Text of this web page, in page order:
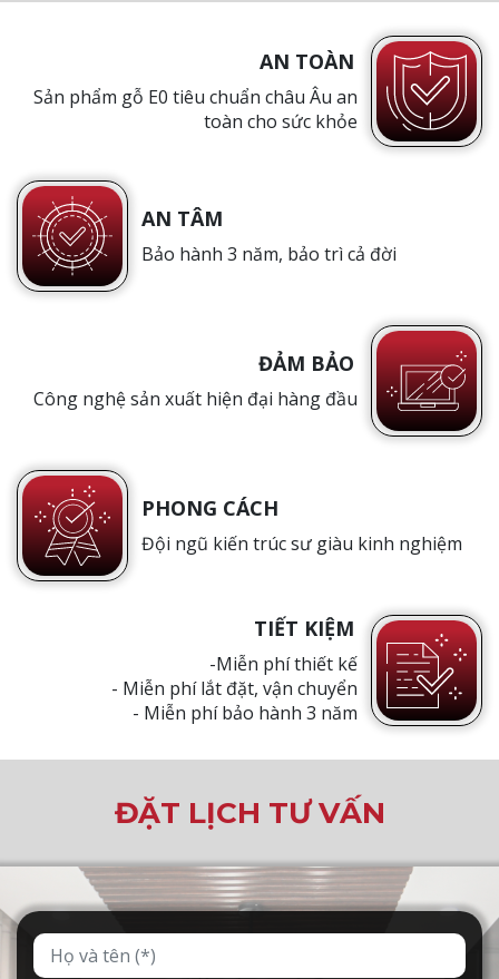
AN TOÀN
Sản phẩm gỗ E0 tiêu chuẩn châu Âu an
toàn cho sức khỏe
AN TÂM
Bảo hành 3 năm, bảo trì cả đời
ĐẢM BẢO
Công nghệ sản xuất hiện đại hàng đầu
PHONG CÁCH
Đội ngũ kiến trúc sư giàu kinh nghiệm
TIẾT KIỆM
-Miễn phí thiết kế
- Miễn phí lắt đặt, vận chuyển
- Miễn phí bảo hành 3 năm
ĐẶT LỊCH TƯ VẤN